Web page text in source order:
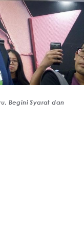
Begini Syarat dan